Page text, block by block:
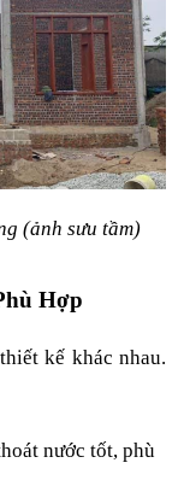
(ảnh sưu tầm)
Hợp
kế khác nhau.
nước tốt, phù